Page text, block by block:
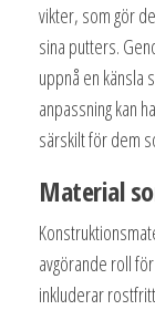
vikter, som gör
sina putters.
uppnå en känsla
anpassning kan
särskilt för dem
Material
avgörande roll
inkluderar